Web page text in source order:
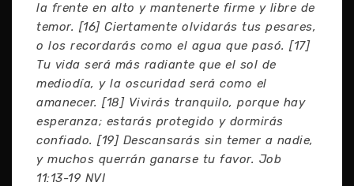
la frente en alto y mantenerte firme y libre de
temor. [16] Ciertamente olvidarás tus pesares,
o los recordarás como el agua que pasó. [17]
Tu vida será más radiante que el sol de
mediodía, y la oscuridad será como el
amanecer. [18] Vivirás tranquilo, porque hay
esperanza; estarás protegido y dormirás
confiado. [19] Descansarás sin temer a nadie,
y muchos querrán ganarse tu favor. Job
11:13-19 NVI